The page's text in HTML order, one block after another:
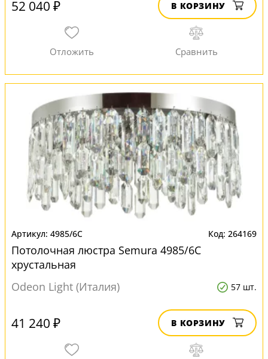
52 040 ₽ В КОРЗИНУ
4985/6C 264169
Потолочная люстра Semura 4985/6C
хрустальная
Odeon Light (Италия)
57 шт.
41 240 ₽ В КОРЗИНУ